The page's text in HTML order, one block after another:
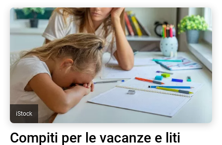
iStock
Compiti per le vacanze e liti